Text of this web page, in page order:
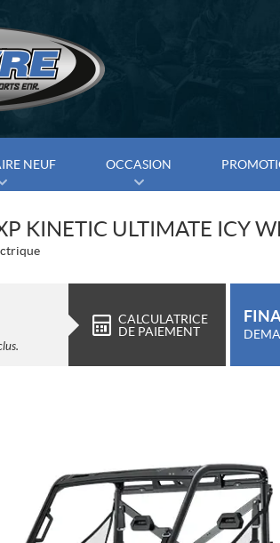
NEUF OCCASION
KINETIC ULTIMATE ICY
CALCULATRICE
DE PAIEMENT